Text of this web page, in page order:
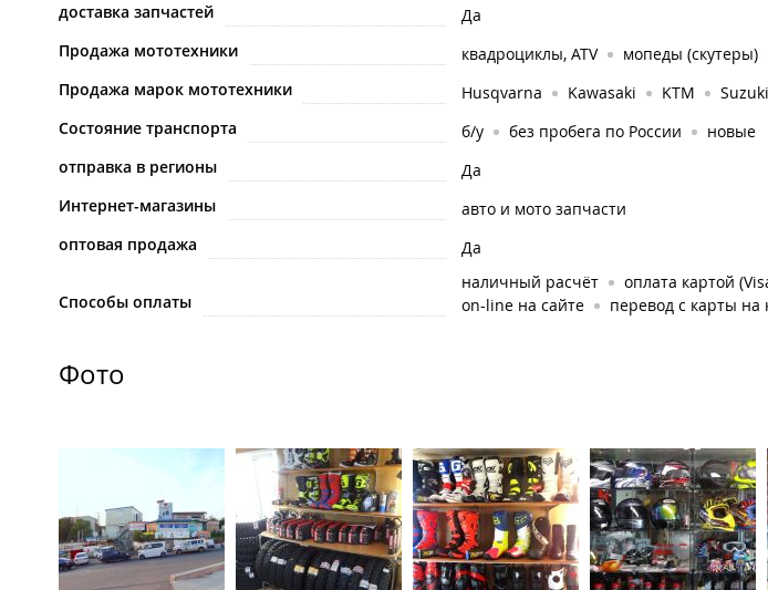
доставка запчастей
Да
Продажа мототехники
квадроциклы, ATV мопеды (скутеры)
Продажа марок мототехники
Husqvarna Kawasaki KTM Suzuki
Состояние транспорта
б/у без пробега по России
новые
отправка в регионы
Да
Интернет-магазины
авто и мото запчасти
оптовая продажа
Да
Способы оплаты
наличный расчёт оплата картой
on-line на сайте
перевод с карты на
Фото